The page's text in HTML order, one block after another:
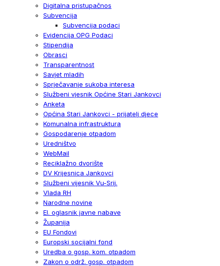
Digitalna pristupačnos
Subvencija
Subvencija podaci
Evidencija OPG Podaci
Stipendija
Obrasci
Transparentnost
Savjet mladih
Sprječavanje sukoba interesa
Službeni vjesnik Općine Stari Jankovci
Anketa
Općina Stari Jankovci - prijatelj djece
Komunalna infrastruktura
Gospodarenje otpadom
Uredništvo
WebMail
Reciklažno dvorište
DV Krijesnica Jankovci
Službeni vijesnik Vu-Srij.
Vlada RH
Narodne novine
El. oglasnik javne nabave
Županija
EU Fondovi
Europski socijalni fond
Uredba o gosp. kom. otpadom
Zakon o održ. gosp. otpadom